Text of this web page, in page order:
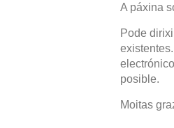
A páxina
Pode
electrónico
posible.
Moitas